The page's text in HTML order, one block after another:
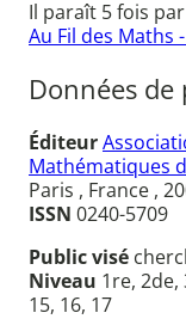
Il paraît 5 fois
Au Fil des Maths
Données
Éditeur
Mathématiques
Paris , France ,
ISSN 0240-5709
Public visé
Niveau 1re,
15, 16, 17